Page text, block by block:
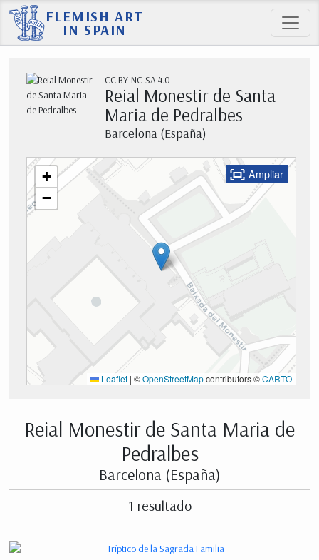
FLEMISH ART
IN SPAIN
CC BY-NC-SA 4.0
Reial Monestir de Santa
Maria de Pedralbes
Barcelona (España)
Ampliar
+
−
Leaflet | ©OpenStreetMapcontributors ©CARTO
Reial Monestir de Santa Maria de
Pedralbes
Barcelona (España)
1 resultado